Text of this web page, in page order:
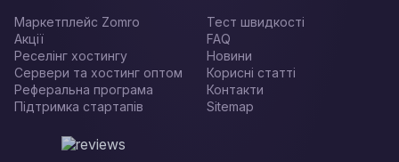
Маркетплейс Zomro
Акції
Реселінг хостингу
Сервери та хостинг оптом
Реферальна програма
Підтримка стартапів
Тест швидкості
FAQ
Новини
Корисні статті
Контакти
Sitemap